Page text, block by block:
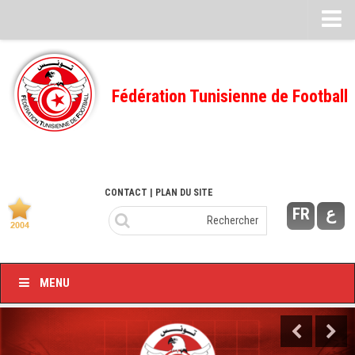
Feuille de match
FMI – 2022/2023
Ligue I – 2022/2023
Ligue I – 2020/2021
Ligue I – 2019/2020
Fédération Tunisienne de Football
FR ع
CONTACT | PLAN DU SITE
MENU